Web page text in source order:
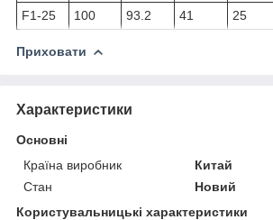
F1-25 100 93.2 41 25
Приховати
Характеристики
Основні
Країна виробник
Китай
Стан
Новий
Користувальницькі характеристики